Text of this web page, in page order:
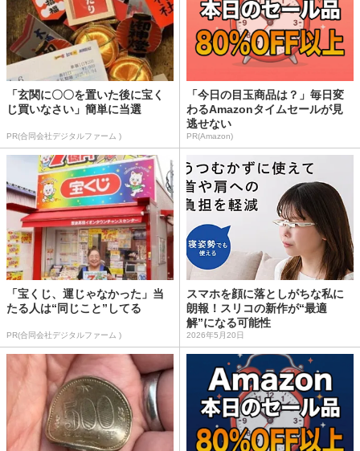
「玄関に〇〇を置いた後に宝く
じ買いなさい」簡単に当選
PR(合同会社デジタルファーム )
「今日の目玉商品は？」毎日変
わるAmazonタイムセールが見
逃せない
PR(Amazon)
「宝くじ、運じゃなかった」当
たる人は“同じこと”してる
PR(合同会社デジタルファーム )
スマホを顔に落としがちな私に
朗報！スリコの新作が“最適
解”になる可能性
2026年5月20日